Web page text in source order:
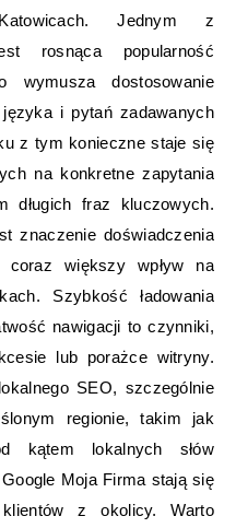
Jednym z
rosnąca popularność
wymusza dostosowanie
i pytań zadawanych
z tym konieczne staje się
na konkretne zapytania
długich fraz kluczowych.
znaczenie doświadczenia
większy wpływ na
Szybkość ładowania
nawigacji to czynniki,
lub porażce witryny.
SEO, szczególnie
regionie, takim jak
kątem lokalnych słów
Moja Firma stają się
z okolicy. Warto